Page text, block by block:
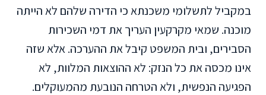
במקביל לתשלומי משכנתא כי הדירה שלהם לא הייתה
מוכנה. שמאי מקרקעין העריך את דמי השכירות
הסבירים, ובית המשפט קיבל את ההערכה. אלא שזה
אינו מכסה את כל הנזק: לא ההוצאות המלוות, לא
הפגיעה הנפשית, ולא הטרחה הנובעת מהמעוקלים.